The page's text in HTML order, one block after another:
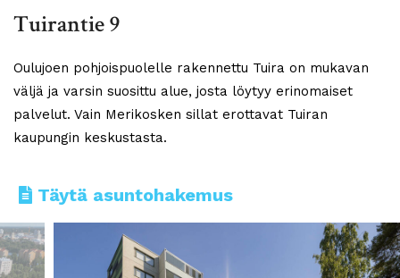
Tuirantie 9
Oulujoen pohjoispuolelle rakennettu Tuira on mukavan
väljä ja varsin suosittu alue, josta löytyy erinomaiset
palvelut. Vain Merikosken sillat erottavat Tuiran
kaupungin keskustasta.
Täytä asuntohakemus